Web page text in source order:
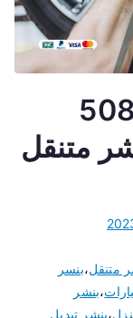
متنقل
متنقل،بنسر
،بنشر
،بنشر تبديل